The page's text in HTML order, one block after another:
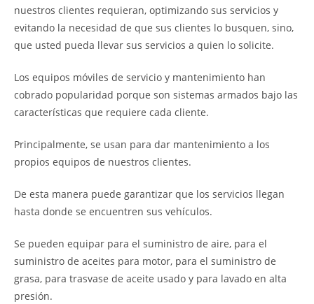
nuestros clientes requieran, optimizando sus servicios y
evitando la necesidad de que sus clientes lo busquen, sino,
que usted pueda llevar sus servicios a quien lo solicite.
Los equipos móviles de servicio y mantenimiento han
cobrado popularidad porque son sistemas armados bajo las
características que requiere cada cliente.
Principalmente, se usan para dar mantenimiento a los
propios equipos de nuestros clientes.
De esta manera puede garantizar que los servicios llegan
hasta donde se encuentren sus vehículos.
Se pueden equipar para el suministro de aire, para el
suministro de aceites para motor, para el suministro de
grasa, para trasvase de aceite usado y para lavado en alta
presión.